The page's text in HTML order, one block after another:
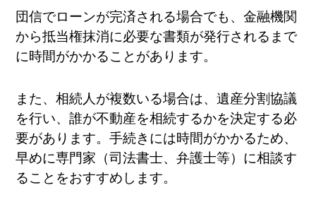
団信でローンが完済される場合でも、金融機関
から抵当権抹消に必要な書類が発行されるまで
に時間がかかることがあります。
また、相続人が複数いる場合は、遺産分割協議
を行い、誰が不動産を相続するかを決定する必
要があります。手続きには時間がかかるため、
早めに専門家（司法書士、弁護士等）に相談す
ることをおすすめします。